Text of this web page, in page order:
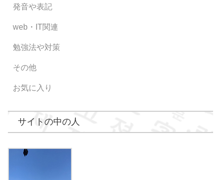
発音や表記
web・IT関連
勉強法や対策
その他
お気に入り
サイトの中の人
うぉんぎ